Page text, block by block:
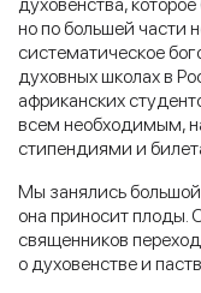
но по большей части
систематическое
духовных школах в
африканских
всем необходимым,
стипендиями и
Мы занялись
она приносит
священников
о духовенстве и